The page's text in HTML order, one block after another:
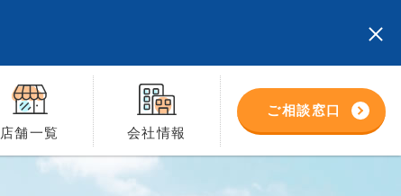
店舗一覧 会社情報
ご相談窓口